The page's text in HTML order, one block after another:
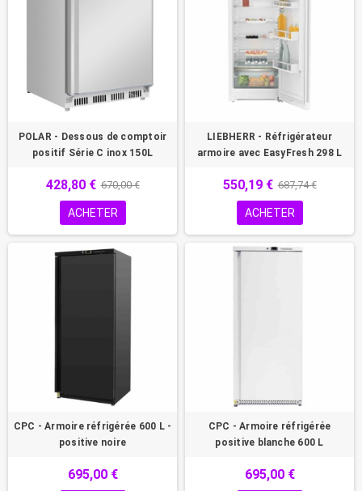
POLAR - Dessous de comptoir
positif Série C inox 150L
428,80 € 670,00 €
ACHETER
LIEBHERR - Réfrigérateur
armoire avec EasyFresh 298 L
550,19 € 687,74 €
ACHETER
CPC - Armoire réfrigérée 600 L -
positive noire
695,00 €
CPC - Armoire réfrigérée
positive blanche 600 L
695,00 €